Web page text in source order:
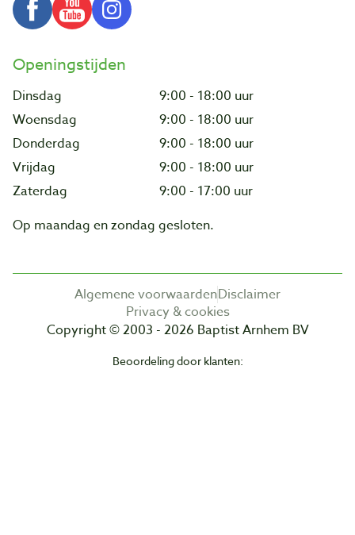
Openingstijden
Dinsdag
9:00 - 18:00 uur
Woensdag
9:00 - 18:00 uur
Donderdag
9:00 - 18:00 uur
Vrijdag
9:00 - 18:00 uur
Zaterdag
9:00 - 17:00 uur
Op maandag en zondag gesloten.
Algemene voorwaardenDisclaimer
Privacy & cookies
Copyright © 2003 - 2026 Baptist Arnhem BV
Beoordeling door klanten: